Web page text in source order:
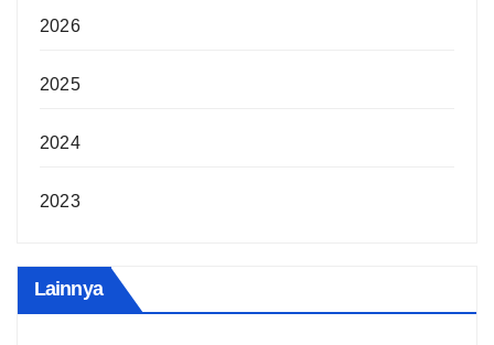
2026
2025
2024
2023
Lainnya